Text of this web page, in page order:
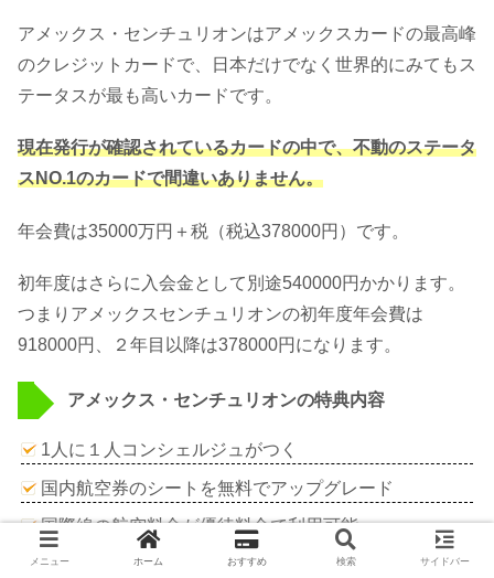
アメックス・センチュリオンはアメックスカードの最高峰
のクレジットカードで、日本だけでなく世界的にみてもス
テータスが最も高いカードです。
現在発行が確認されているカードの中で、不動のステータ
スNO.1のカードで間違いありません。
年会費は35000万円＋税（税込378000円）です。
初年度はさらに入会金として別途540000円かかります。
つまりアメックスセンチュリオンの初年度年会費は
918000円、２年目以降は378000円になります。
アメックス・センチュリオンの特典内容
1人に１人コンシェルジュがつく
国内航空券のシートを無料でアップグレード
国際線の航空料金が優待料金で利用可能
空港までの無料送迎
メニュー ホーム おすすめ 検索 サイドバー